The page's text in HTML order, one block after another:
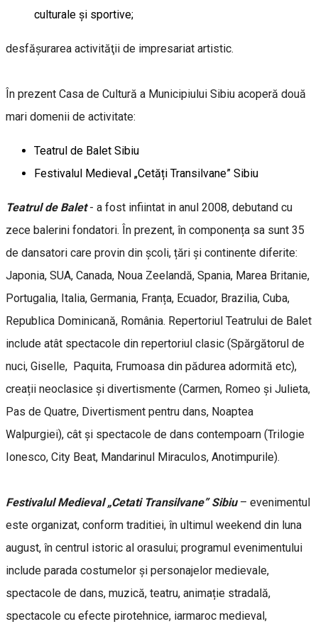
culturale şi sportive;
desfăşurarea activităţii de impresariat artistic.
În prezent Casa de Cultură a Municipiului Sibiu acoperă două
mari domenii de activitate:
Teatrul de Balet Sibiu
Festivalul Medieval „Cetăți Transilvane” Sibiu
Teatrul de Balet - a fost infiintat in anul 2008, debutand cu
zece balerini fondatori. În prezent, în componența sa sunt 35
de dansatori care provin din școli, țări și continente diferite:
Japonia, SUA, Canada, Noua Zeelandă, Spania, Marea Britanie,
Portugalia, Italia, Germania, Franța, Ecuador, Brazilia, Cuba,
Republica Dominicană, România. Repertoriul Teatrului de Balet
include atât spectacole din repertoriul clasic (Spărgătorul de
nuci, Giselle, Paquita, Frumoasa din pădurea adormită etc),
creații neoclasice și divertismente (Carmen, Romeo și Julieta,
Pas de Quatre, Divertisment pentru dans, Noaptea
Walpurgiei), cât și spectacole de dans contempoarn (Trilogie
Ionesco, City Beat, Mandarinul Miraculos, Anotimpurile).
Festivalul Medieval „Cetati Transilvane” Sibiu – evenimentul
este organizat, conform traditiei, în ultimul weekend din luna
august, în centrul istoric al orasului; programul evenimentului
include parada costumelor și personajelor medievale,
spectacole de dans, muzică, teatru, animație stradală,
spectacole cu efecte pirotehnice, iarmaroc medieval,